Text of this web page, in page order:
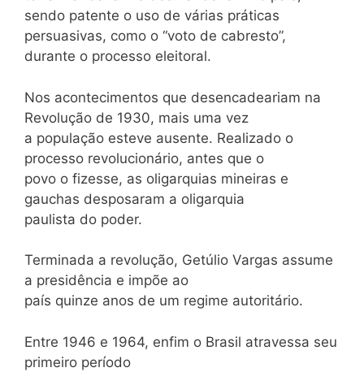
sendo patente o uso de várias práticas
persuasivas, como o “voto de cabresto”,
durante o processo eleitoral.
Nos acontecimentos que desencadeariam na
Revolução de 1930, mais uma vez
a população esteve ausente. Realizado o
processo revolucionário, antes que o
povo o fizesse, as oligarquias mineiras e
gauchas desposaram a oligarquia
paulista do poder.
Terminada a revolução, Getúlio Vargas assume
a presidência e impõe ao
país quinze anos de um regime autoritário.
Entre 1946 e 1964, enfim o Brasil atravessa seu
primeiro período